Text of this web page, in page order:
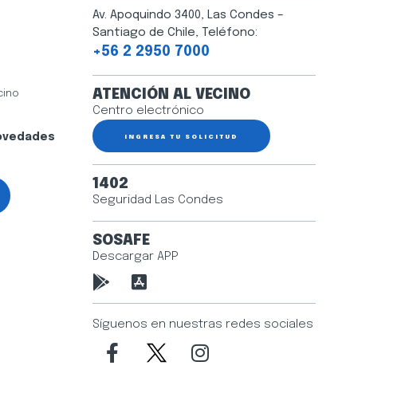
Av. Apoquindo 3400, Las Condes –
Santiago de Chile, Teléfono:
+56 2 2950 7000
ATENCIÓN AL VECINO
Centro electrónico
INGRESA TU SOLICITUD
1402
Seguridad Las Condes
SOSAFE
Descargar APP
Síguenos en nuestras redes sociales